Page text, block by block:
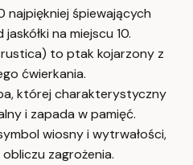
najpiękniej śpiewających
na miejscu 10.
to ptak kojarzony z
ćwierkania.
której charakterystyczny
i zapada w pamięć.
wiosny i wytrwałości,
zagrożenia.